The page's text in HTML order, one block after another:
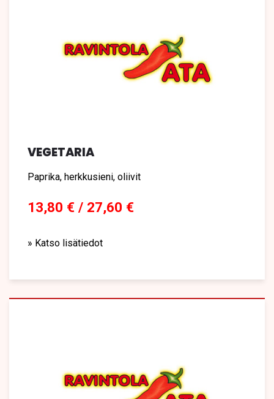
VEGETARIA
Paprika, herkkusieni, oliivit
13,80 € / 27,60 €
» Katso lisätiedot